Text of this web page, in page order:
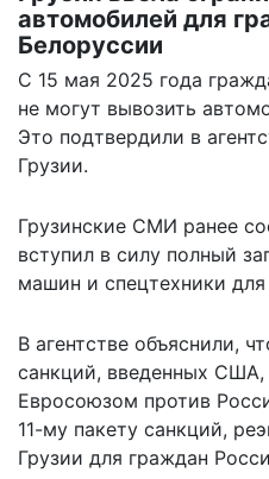
автомобилей для
Белоруссии
С 15 мая 2025 года
не могут вывозить
Это подтвердили в
Грузии.
Грузинские СМИ ранее
вступил в силу полный
машин и спецтехники
В агентстве объяснили,
санкций, введенных США,
Евросоюзом против
11-му пакету санкций,
Грузии для граждан